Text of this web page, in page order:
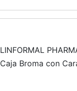
LINFORMAL
Caja Broma con